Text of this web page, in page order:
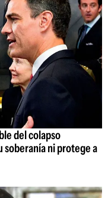
del colapso
ni protege a